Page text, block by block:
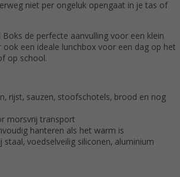
niet per ongeluk opengaat in je tas of
Boks de perfecte aanvulling voor een klein
ook een ideale lunchbox voor een dag op het
op school.
rijst, sauzen, stoofschotels, brood en nog
morsvrij transport
hanteren als het warm is
staal, voedselveilig siliconen, aluminium